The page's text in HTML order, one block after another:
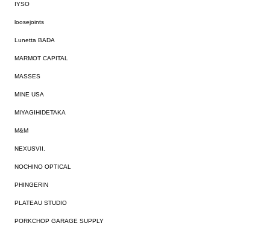
IYSO
loosejoints
Lunetta BADA
MARMOT CAPITAL
MASSES
MINE USA
MIYAGIHIDETAKA
M&M
NEXUSVII.
NOCHINO OPTICAL
PHINGERIN
PLATEAU STUDIO
PORKCHOP GARAGE SUPPLY